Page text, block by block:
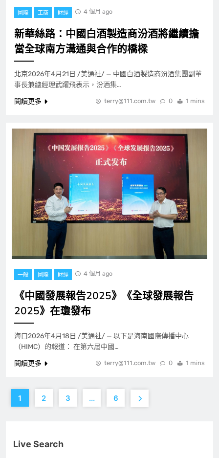
國際 工商 財經 4 個月 ago
新華絲路：中國白酒製造商汾酒將繼續擔
當全球南方溝通與合作的橋樑
北京2026年4月21日 /美通社/ — 中國白酒製造商汾酒集團副董
事長兼總經理武躍飛表示，汾酒集…
閱讀更多
terry@111.com.tw 0 1 mins
一般 國際 財經 4 個月 ago
《中國發展報告2025》《全球發展報告
2025》在瓊發布
海口2026年4月18日 /美通社/ — 以下是海南國際傳播中心
（HIMC）的報道： 在第六屆中國…
閱讀更多
terry@111.com.tw 0 1 mins
1 2 3 ... 6
Live Search